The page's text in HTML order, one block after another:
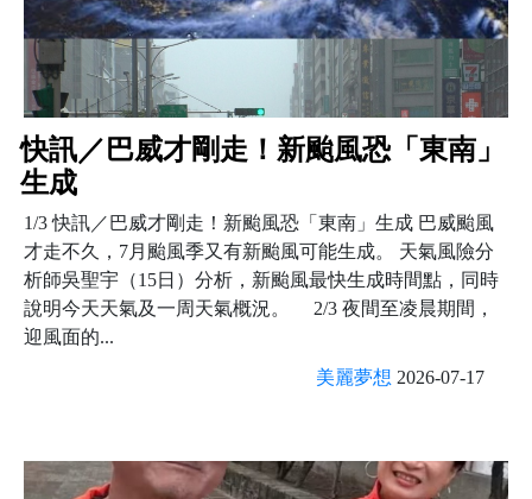
快訊／巴威才剛走！新颱風恐「東南」
生成
1/3 快訊／巴威才剛走！新颱風恐「東南」生成 巴威颱風
才走不久，7月颱風季又有新颱風可能生成。 天氣風險分
析師吳聖宇（15日）分析，新颱風最快生成時間點，同時
說明今天天氣及一周天氣概況。 2/3 夜間至凌晨期間，
迎風面的...
美麗夢想 2026-07-17